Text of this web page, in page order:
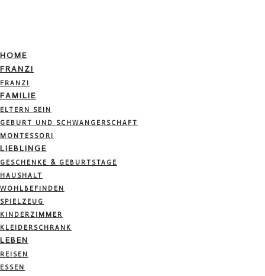
HOME
FRANZI
FRANZI
FAMILIE
ELTERN SEIN
GEBURT UND SCHWANGERSCHAFT
MONTESSORI
LIEBLINGE
GESCHENKE & GEBURTSTAGE
HAUSHALT
WOHLBEFINDEN
SPIELZEUG
KINDERZIMMER
KLEIDERSCHRANK
LEBEN
REISEN
ESSEN